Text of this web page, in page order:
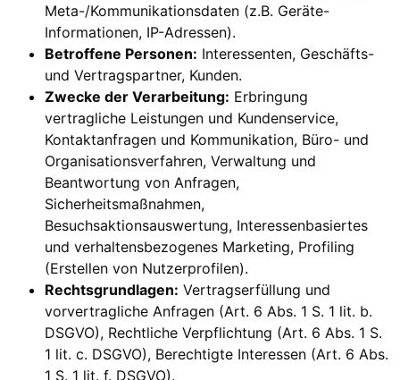
Meta-/Kommunikationsdaten (z.B. Geräte-
Informationen, IP-Adressen).
Betroffene Personen: Interessenten, Geschäfts-
und Vertragspartner, Kunden.
Zwecke der Verarbeitung: Erbringung
vertragliche Leistungen und Kundenservice,
Kontaktanfragen und Kommunikation, Büro- und
Organisationsverfahren, Verwaltung und
Beantwortung von Anfragen,
Sicherheitsmaßnahmen,
Besuchsaktionsauswertung, Interessenbasiertes
und verhaltensbezogenes Marketing, Profiling
(Erstellen von Nutzerprofilen).
Rechtsgrundlagen: Vertragserfüllung und
vorvertragliche Anfragen (Art. 6 Abs. 1 S. 1 lit. b.
DSGVO), Rechtliche Verpflichtung (Art. 6 Abs. 1 S.
1 lit. c. DSGVO), Berechtigte Interessen (Art. 6 Abs.
1 S. 1 lit. f. DSGVO).